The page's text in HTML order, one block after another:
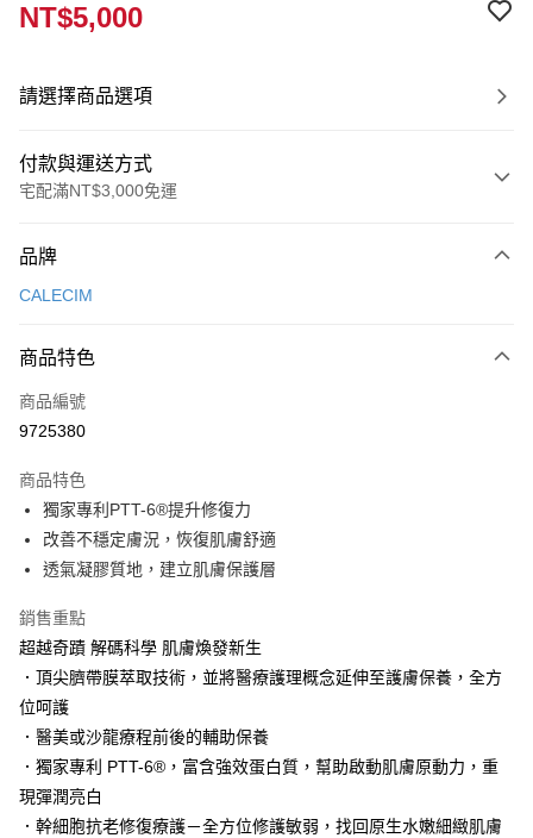
NT$5,000
請選擇商品選項
付款與運送方式
宅配滿NT$3,000免運
信用卡一次付款
Apple Pay
街口支付
Google Pay
AFTEE先享後付
相關說明
AFTEE先享後付是「在收到商品之後才付款」的支付方式。 讓您購物簡單
１．簡單：不需註冊會員、不需綁卡、不需儲值。
２．便利：只要手機號碼，簡訊認證，即可結帳。
３．安心：先確認商品／服務後，再付款。
【「AFTEE先享後付」結帳流程】
１．於結帳方式選擇「AFTEE先享後付」後，將跳轉至「AFTEE先享後付」
２．訂單成立數日內，您將收到繳費通知簡訊。
３．收到繳費通知簡訊後14天內，點擊此簡訊中的連結，可透過四大超商／
運送方式
宅配
宅配-離島
每筆NT$320，滿NT$3,000(含以上)免運費
品牌
CALECIM
商品特色
商品編號
9725380
商品特色
獨家專利PTT-6®提升修復力
改善不穩定膚況，恢復肌膚舒適
透氣凝膠質地，建立肌膚保護層
銷售重點
超越奇蹟 解碼科學 肌膚煥發新生
．頂尖臍帶膜萃取技術，並將醫療護理概念延伸至護膚保養，全方
位呵護
．醫美或沙龍療程前後的輔助保養
．獨家專利 PTT-6®，富含強效蛋白質，幫助啟動肌膚原動力，重
現彈潤亮白
．幹細胞抗老修復療護－全方位修護敏弱，找回原生水嫩細緻肌膚